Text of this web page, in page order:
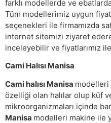
farklı modellerde ve
Tüm modellerimiz uygun
seçenekleri ile firmamızda
internet sitemizi ziyaret
inceleyebilir ve fiyatlarımız
Cami Halısı Manisa
Cami halısı Manisa modelleri
özelliği olan halılar olup küf
mikroorganizmaları içinde
Manisa modelleri makine ile